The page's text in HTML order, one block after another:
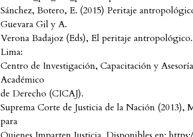
Sánchez, Botero, E. (2015) Peritaje
Guevara Gil y A.
Verona Badajoz (Eds), El peritaje
Lima:
Centro de Investigación, Capacitación y
Académico
de Derecho (CICAJ).
Suprema Corte de Justicia de la Nación (2013),
para